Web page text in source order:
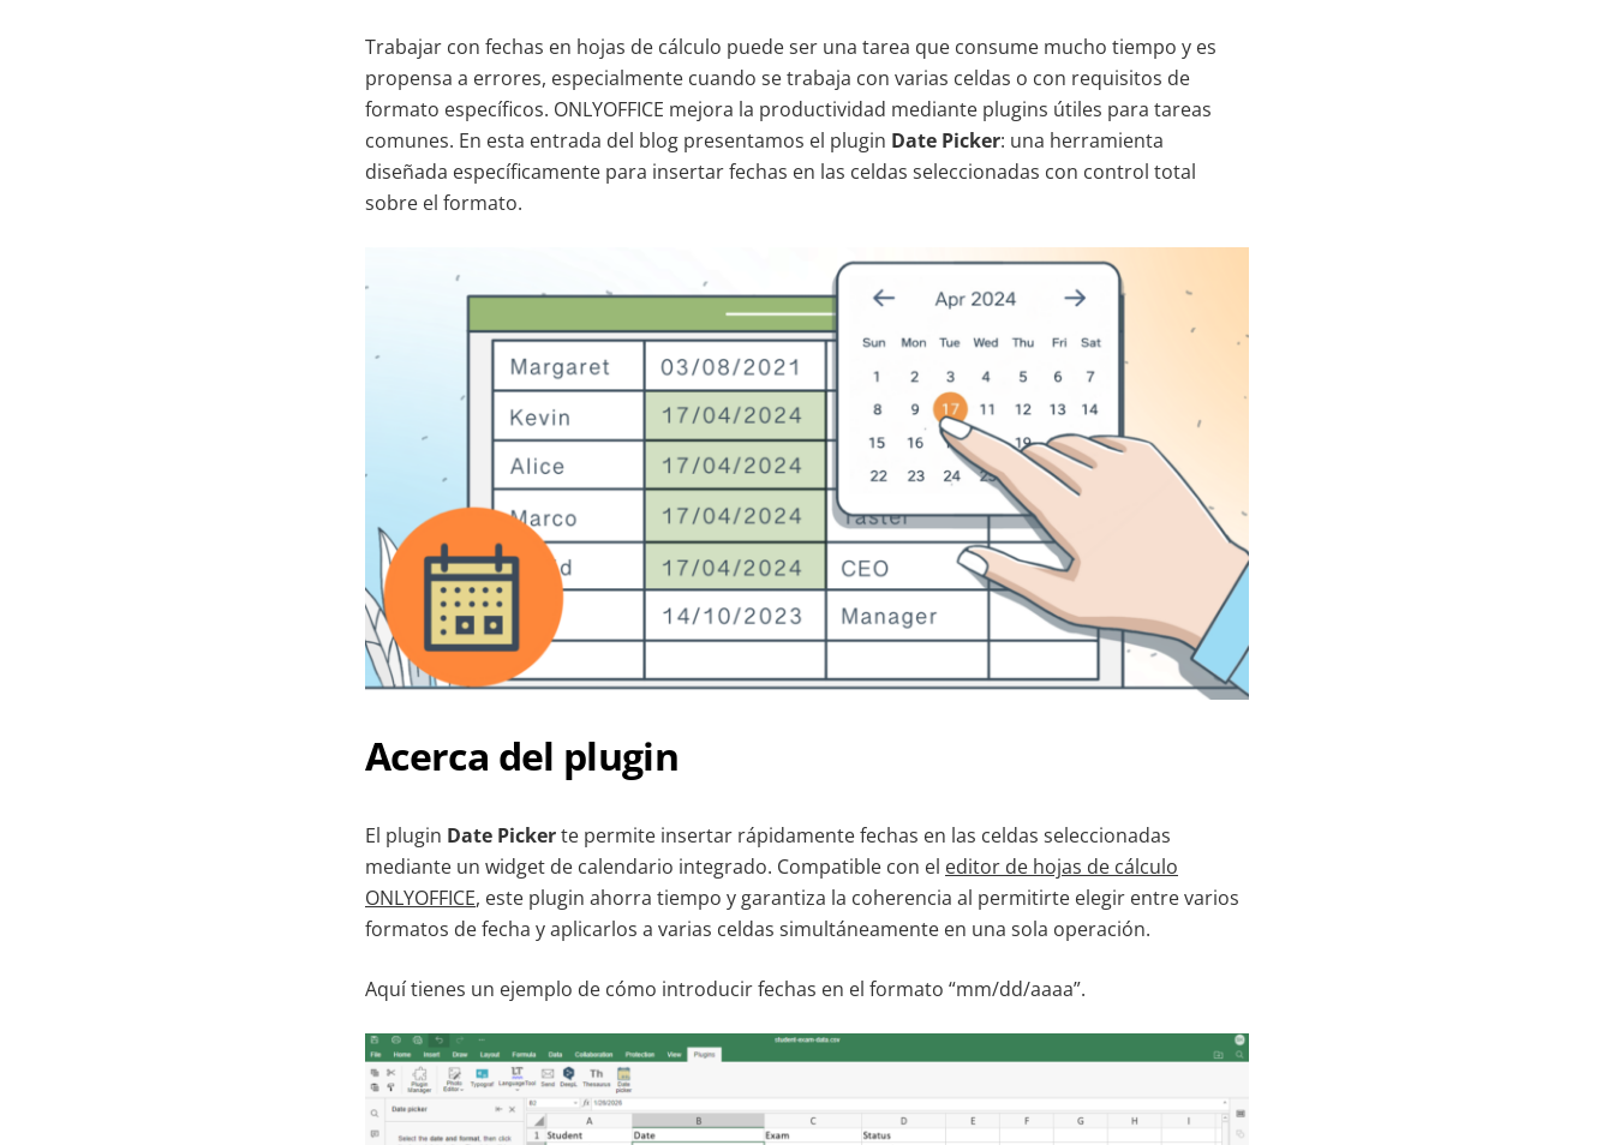
Trabajar con fechas en hojas de cálculo puede ser una tarea que consume mucho tiempo y es
propensa a errores, especialmente cuando se trabaja con varias celdas o con requisitos de
formato específicos. ONLYOFFICE mejora la productividad mediante plugins útiles para tareas
comunes. En esta entrada del blog presentamos el plugin Date Picker: una herramienta
diseñada específicamente para insertar fechas en las celdas seleccionadas con control total
sobre el formato.
Acerca del plugin
El plugin Date Pickerte permite insertar rápidamente fechas en las celdas seleccionadas
mediante un widget de calendario integrado. Compatible con el editor de hojas de cálculo
ONLYOFFICE, este plugin ahorra tiempo y garantiza la coherencia al permitirte elegir entre varios
formatos de fecha y aplicarlos a varias celdas simultáneamente en una sola operación.
Aquí tienes un ejemplo de cómo introducir fechas en el formato “mm/dd/aaaa”.